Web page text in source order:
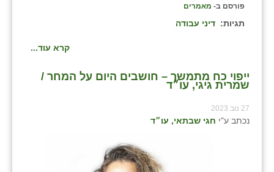
פורסם ב- מאמרים
תגיות: דיני עבודה
קרא עוד...
ייפוי כח מתמשך – חושבים היום על המחר /
שמרית גיגי, עו״ד
27 נוב 2023
נכתב ע"י חגי שבתאי, עו״ד